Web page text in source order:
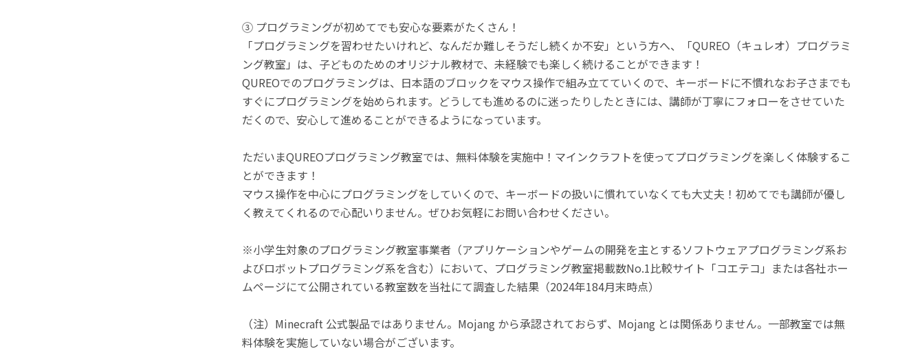
③ プログラミングが初めてでも安心な要素がたくさん！
「プログラミングを習わせたいけれど、なんだか難しそうだし続くか不安」という方へ、「QUREO（キュレオ）プログラミ
ング教室」は、子どものためのオリジナル教材で、未経験でも楽しく続けることができます！
QUREOでのプログラミングは、日本語のブロックをマウス操作で組み立てていくので、キーボードに不慣れなお子さまでも
すぐにプログラミングを始められます。どうしても進めるのに迷ったりしたときには、講師が丁寧にフォローをさせていた
だくので、安心して進めることができるようになっています。
ただいまQUREOプログラミング教室では、無料体験を実施中！マインクラフトを使ってプログラミングを楽しく体験するこ
とができます！
マウス操作を中心にプログラミングをしていくので、キーボードの扱いに慣れていなくても大丈夫！初めてでも講師が優し
く教えてくれるので心配いりません。ぜひお気軽にお問い合わせください。
※小学生対象のプログラミング教室事業者（アプリケーションやゲームの開発を主とするソフトウェアプログラミング系お
よびロボットプログラミング系を含む）において、プログラミング教室掲載数No.1比較サイト「コエテコ」または各社ホー
ムページにて公開されている教室数を当社にて調査した結果（2024年184月末時点）
（注）Minecraft 公式製品ではありません。Mojang から承認されておらず、Mojang とは関係ありません。一部教室では無
料体験を実施していない場合がございます。